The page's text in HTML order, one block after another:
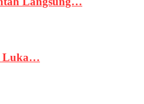
Luka…